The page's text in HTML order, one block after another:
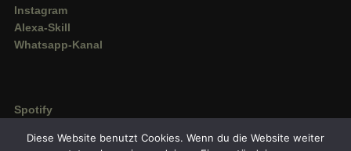
Instagram
Alexa-Skill
Whatsapp-Kanal
Spotify
Amazon Music
Diese Website benutzt Cookies. Wenn du die Website weiter